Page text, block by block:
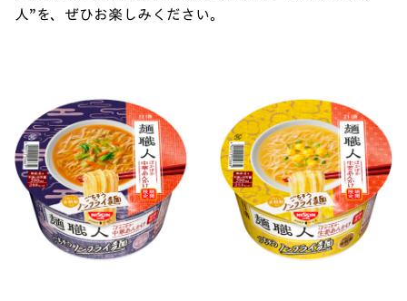
人”を、ぜひお楽しみください。